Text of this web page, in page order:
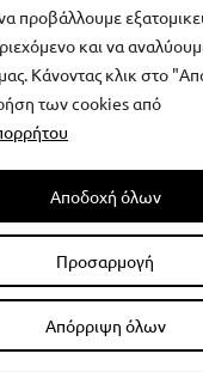
προβάλλουμε
και να
Κάνοντας κλικ στο
των cookies από
Προσαρμογή
Απόρριψη όλων
Αποδοχή όλων
αριθμός Μ.Η.Τ.
– Powered by